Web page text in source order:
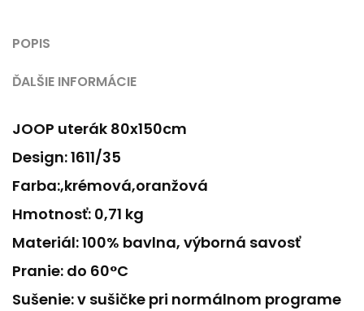
POPIS
ĎALŠIE INFORMÁCIE
JOOP uterák 80x150cm
Design: 1611/35
Farba:,krémová,oranžová
Hmotnosť: 0,71 kg
Materiál: 100% bavlna, výborná savosť
Pranie: do 60°C
Sušenie: v sušičke pri normálnom programe